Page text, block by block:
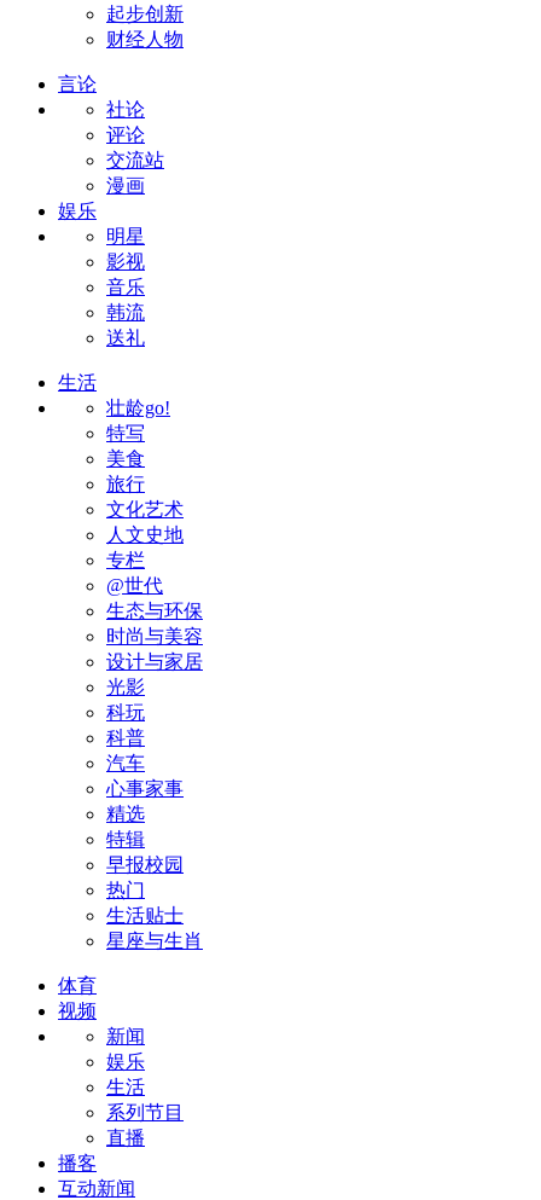
起步创新
财经人物
言论
社论
评论
交流站
漫画
娱乐
明星
影视
音乐
韩流
送礼
生活
壮龄go!
特写
美食
旅行
文化艺术
人文史地
专栏
@世代
生态与环保
时尚与美容
设计与家居
光影
科玩
科普
汽车
心事家事
精选
特辑
早报校园
热门
生活贴士
星座与生肖
体育
视频
新闻
娱乐
生活
系列节目
直播
播客
互动新闻